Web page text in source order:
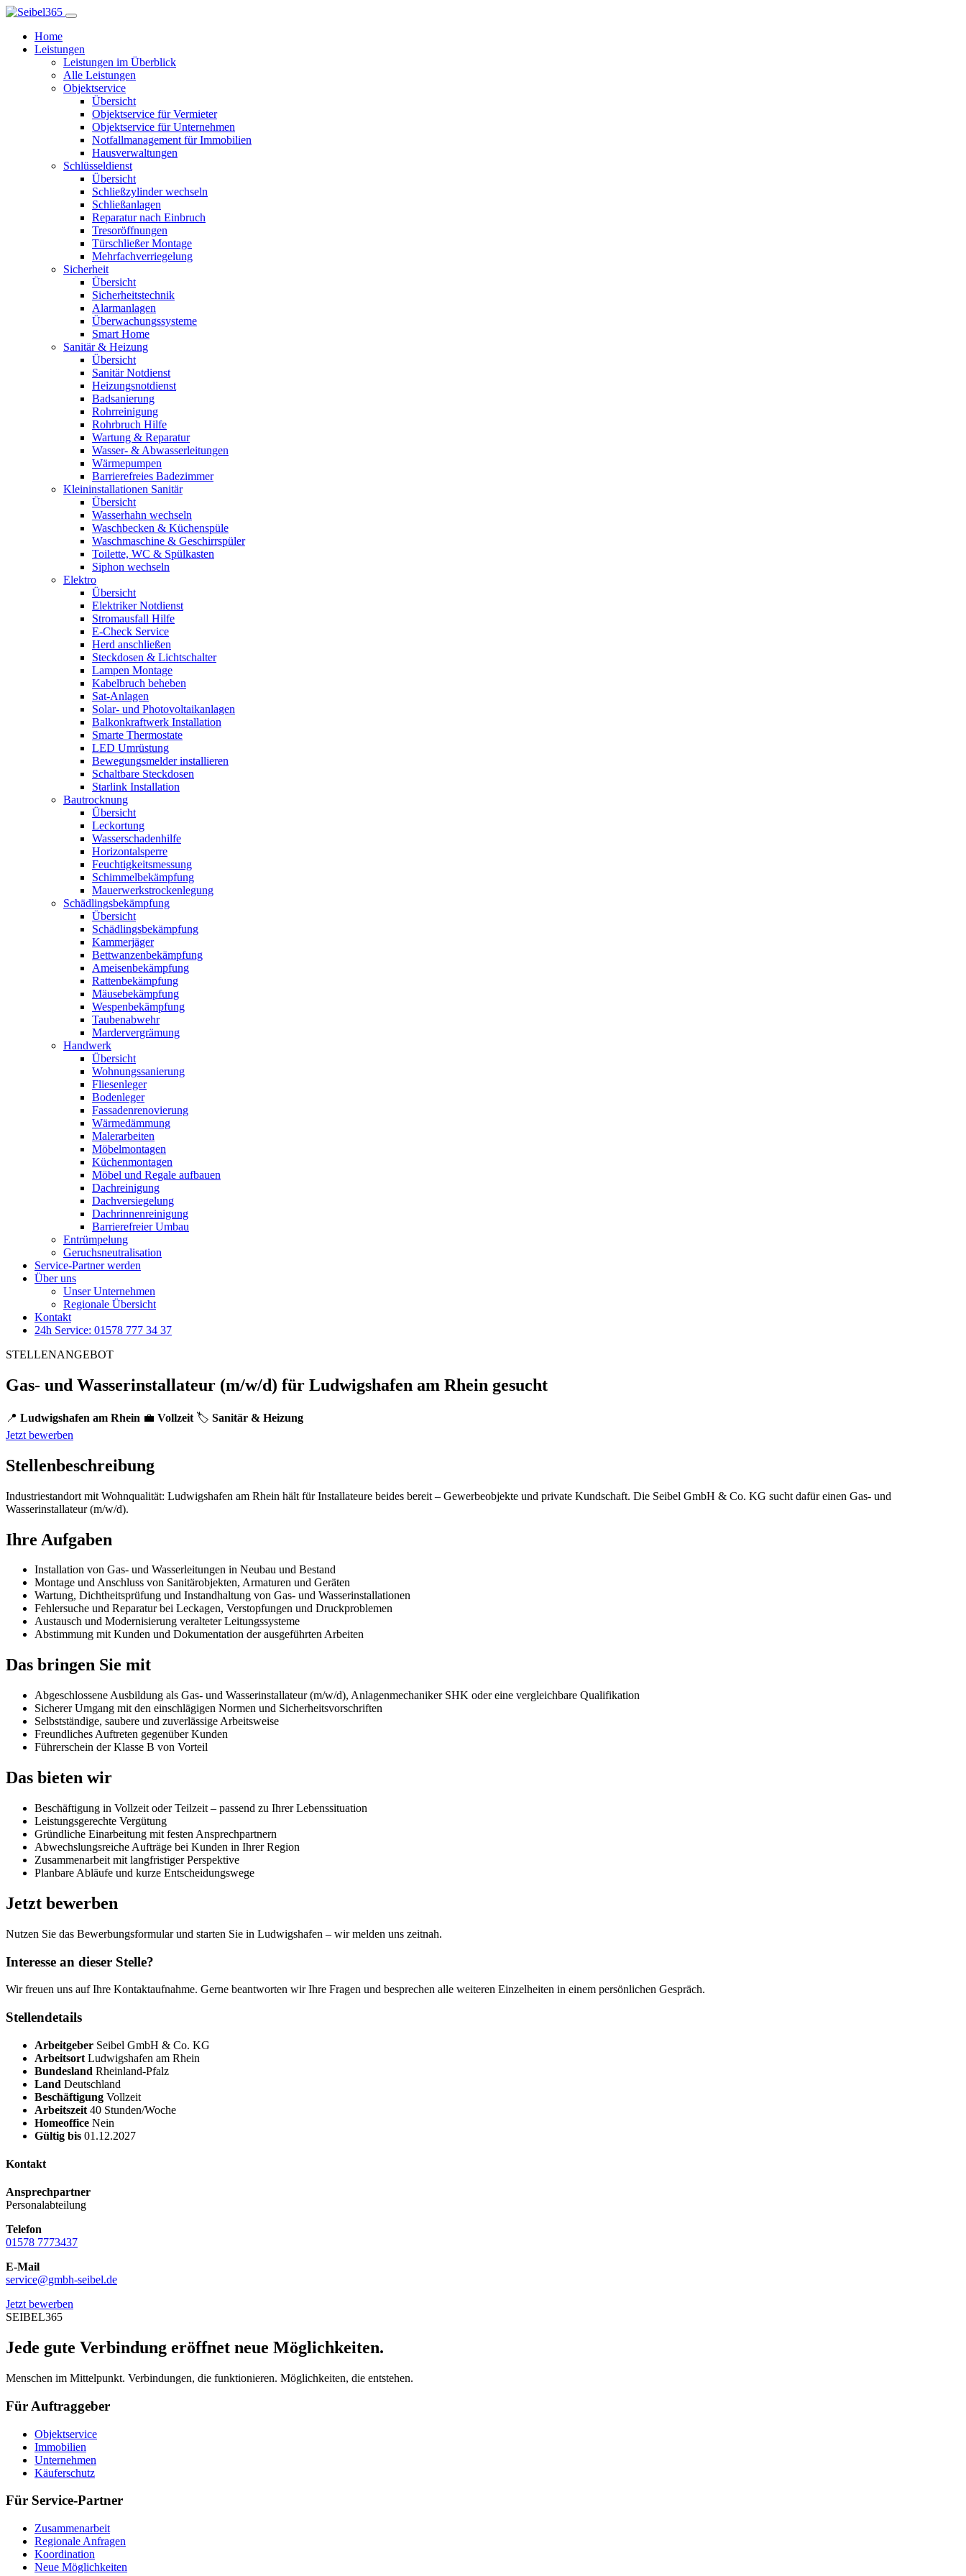
Home
Leistungen
Leistungen im Überblick
Alle Leistungen
Objektservice
Übersicht
Objektservice für Vermieter
Objektservice für Unternehmen
Notfallmanagement für Immobilien
Hausverwaltungen
Schlüsseldienst
Übersicht
Schließzylinder wechseln
Schließanlagen
Reparatur nach Einbruch
Tresoröffnungen
Türschließer Montage
Mehrfachverriegelung
Sicherheit
Übersicht
Sicherheitstechnik
Alarmanlagen
Überwachungssysteme
Smart Home
Sanitär & Heizung
Übersicht
Sanitär Notdienst
Heizungsnotdienst
Badsanierung
Rohrreinigung
Rohrbruch Hilfe
Wartung & Reparatur
Wasser- & Abwasserleitungen
Wärmepumpen
Barrierefreies Badezimmer
Kleininstallationen Sanitär
Übersicht
Wasserhahn wechseln
Waschbecken & Küchenspüle
Waschmaschine & Geschirrspüler
Toilette, WC & Spülkasten
Siphon wechseln
Elektro
Übersicht
Elektriker Notdienst
Stromausfall Hilfe
E-Check Service
Herd anschließen
Steckdosen & Lichtschalter
Lampen Montage
Kabelbruch beheben
Sat-Anlagen
Solar- und Photovoltaikanlagen
Balkonkraftwerk Installation
Smarte Thermostate
LED Umrüstung
Bewegungsmelder installieren
Schaltbare Steckdosen
Starlink Installation
Bautrocknung
Übersicht
Leckortung
Wasserschadenhilfe
Horizontalsperre
Feuchtigkeitsmessung
Schimmelbekämpfung
Mauerwerkstrockenlegung
Schädlingsbekämpfung
Übersicht
Schädlingsbekämpfung
Kammerjäger
Bettwanzenbekämpfung
Ameisenbekämpfung
Rattenbekämpfung
Mäusebekämpfung
Wespenbekämpfung
Taubenabwehr
Mardervergrämung
Handwerk
Übersicht
Wohnungssanierung
Fliesenleger
Bodenleger
Fassadenrenovierung
Wärmedämmung
Malerarbeiten
Möbelmontagen
Küchenmontagen
Möbel und Regale aufbauen
Dachreinigung
Dachversiegelung
Dachrinnenreinigung
Barrierefreier Umbau
Entrümpelung
Geruchsneutralisation
Service-Partner werden
Über uns
Unser Unternehmen
Regionale Übersicht
Kontakt
24h Service: 01578 777 34 37
STELLENANGEBOT
Gas- und Wasserinstallateur (m/w/d) für Ludwigshafen am Rhein gesucht
📍 Ludwigshafen am Rhein 💼 Vollzeit 🏷️ Sanitär & Heizung
Jetzt bewerben
Stellenbeschreibung
Industriestandort mit Wohnqualität: Ludwigshafen am Rhein hält für Installateure beides bereit – Gewerbeobjekte und private Kundschaft. Die Seibel GmbH & Co. KG sucht dafür einen Gas- und
Wasserinstallateur (m/w/d).
Ihre Aufgaben
Installation von Gas- und Wasserleitungen in Neubau und Bestand
Montage und Anschluss von Sanitärobjekten, Armaturen und Geräten
Wartung, Dichtheitsprüfung und Instandhaltung von Gas- und Wasserinstallationen
Fehlersuche und Reparatur bei Leckagen, Verstopfungen und Druckproblemen
Austausch und Modernisierung veralteter Leitungssysteme
Abstimmung mit Kunden und Dokumentation der ausgeführten Arbeiten
Das bringen Sie mit
Abgeschlossene Ausbildung als Gas- und Wasserinstallateur (m/w/d), Anlagenmechaniker SHK oder eine vergleichbare Qualifikation
Sicherer Umgang mit den einschlägigen Normen und Sicherheitsvorschriften
Selbstständige, saubere und zuverlässige Arbeitsweise
Freundliches Auftreten gegenüber Kunden
Führerschein der Klasse B von Vorteil
Das bieten wir
Beschäftigung in Vollzeit oder Teilzeit – passend zu Ihrer Lebenssituation
Leistungsgerechte Vergütung
Gründliche Einarbeitung mit festen Ansprechpartnern
Abwechslungsreiche Aufträge bei Kunden in Ihrer Region
Zusammenarbeit mit langfristiger Perspektive
Planbare Abläufe und kurze Entscheidungswege
Jetzt bewerben
Nutzen Sie das Bewerbungsformular und starten Sie in Ludwigshafen – wir melden uns zeitnah.
Interesse an dieser Stelle?
Wir freuen uns auf Ihre Kontaktaufnahme. Gerne beantworten wir Ihre Fragen und besprechen alle weiteren Einzelheiten in einem persönlichen Gespräch.
Stellendetails
Arbeitgeber Seibel GmbH & Co. KG
Arbeitsort Ludwigshafen am Rhein
Bundesland Rheinland-Pfalz
Land Deutschland
Beschäftigung Vollzeit
Arbeitszeit 40 Stunden/Woche
Homeoffice Nein
Gültig bis 01.12.2027
Kontakt
Ansprechpartner
Personalabteilung
Telefon
01578 7773437
E-Mail
service@gmbh-seibel.de
Jetzt bewerben
SEIBEL365
Jede gute Verbindung eröffnet neue Möglichkeiten.
Menschen im Mittelpunkt. Verbindungen, die funktionieren. Möglichkeiten, die entstehen.
Für Auftraggeber
Objektservice
Immobilien
Unternehmen
Käuferschutz
Für Service-Partner
Zusammenarbeit
Regionale Anfragen
Koordination
Neue Möglichkeiten